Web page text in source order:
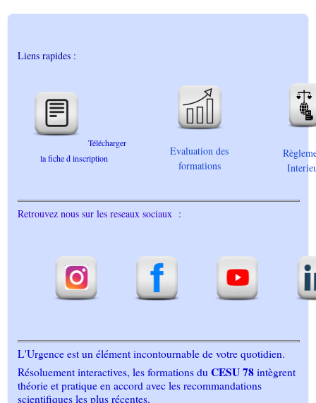
Liens rapides :
Télécharger
la fiche d inscription
Evaluation des
formations
Retrouvez nous sur les reseaux sociaux :
L'Urgence est un élément incontournable de votre quotidien.
Résoluement interactives, les formations du CESU 78 intègrent
théorie et pratique en accord avec les recommandations
scientifiques les plus récentes.